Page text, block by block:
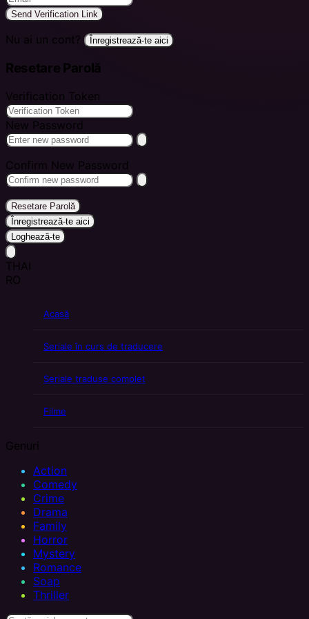
Send Verification Link
Nu ai un cont? Înregistrează-te aici
Resetare Parolă
Verification Token
New Password
Confirm New Password
Resetare Parolă
Înregistrează-te aici
Loghează-te
THAI
RO
Acasă
Seriale în curs de traducere
Seriale traduse complet
Filme
Genuri
Action
Comedy
Crime
Drama
Family
Horror
Mystery
Romance
Soap
Thriller